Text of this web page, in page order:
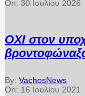
On: 30 Ιουλίου 2026
ΟΧΙ στον
By: VachosNews
On: 16 Ιουλίου 2021